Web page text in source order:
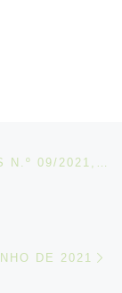
DE 2021